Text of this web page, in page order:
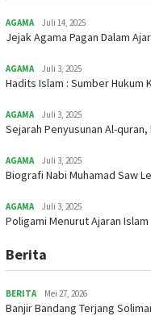
AGAMA Juli 14, 2025
Jejak Agama Pagan Dalam
AGAMA Juli 3, 2025
Hadits Islam : Sumber Hukum
AGAMA Juli 3, 2025
Sejarah Penyusunan Al-quran,
AGAMA Juli 3, 2025
Biografi Nabi Muhamad Saw
AGAMA Juli 3, 2025
Poligami Menurut Ajaran Islam
Berita
BERITA Mei 27, 2026
Banjir Bandang Terjang